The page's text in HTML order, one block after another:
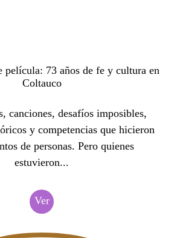
película: 73 años de fe y cultura en
Coltauco
canciones, desafíos imposibles,
y competencias que hicieron
de personas. Pero quienes
estuvieron...
Ver